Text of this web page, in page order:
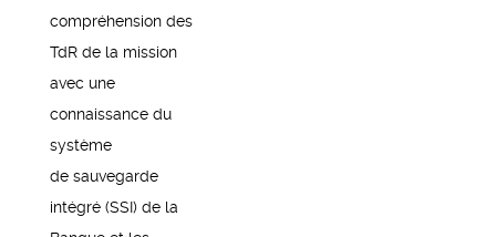
compréhension des
TdR de la mission
avec une
connaissance du
système
de sauvegarde
intégré (SSI) de la